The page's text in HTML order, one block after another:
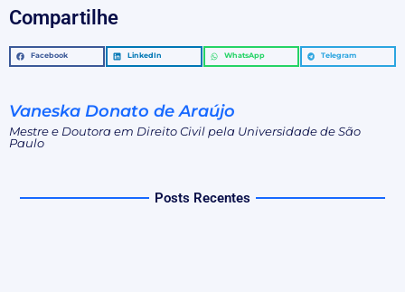
Compartilhe
Facebook LinkedIn WhatsApp Telegram
Vaneska Donato de Araújo
Mestre e Doutora em Direito Civil pela Universidade de São
Paulo
Posts Recentes